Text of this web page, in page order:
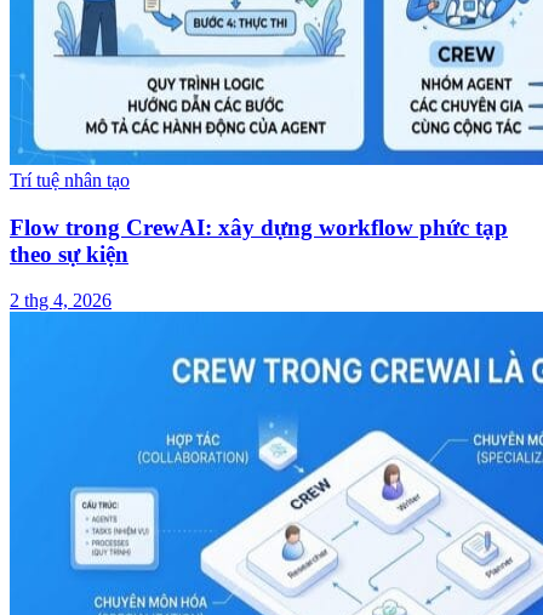
Trí tuệ nhân tạo
Flow trong CrewAI: xây dựng workflow phức tạp
theo sự kiện
2 thg 4, 2026